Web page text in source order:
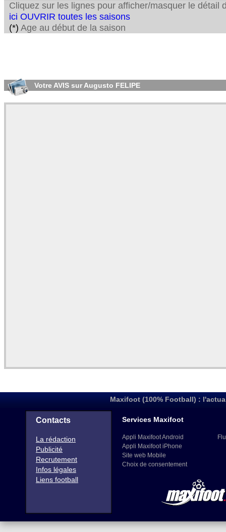
Cliquez sur les lignes pour afficher/masquer le détail
ici OUVRIR toutes les saisons
(*) Age au début de la saison
Votre AVIS sur Augusto FELIPE
Maxifoot (100% Football) :
Contacts
La rédaction
Publicité
Recrutement
Infos légales
Liens football
Services Maxifoot
Appli Maxifoot Android
Appli Maxifoot iPhone
Site web Mobile
Choix de consentement